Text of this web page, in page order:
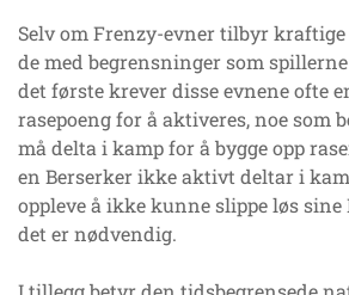
Selv om Frenzy-evner tilbyr
de med begrensninger som
det første krever disse evnene ofte
rasepoeng for å aktiveres, noe som
må delta i kamp for å bygge opp
en Berserker ikke aktivt deltar i
oppleve å ikke kunne slippe løs
det er nødvendig.